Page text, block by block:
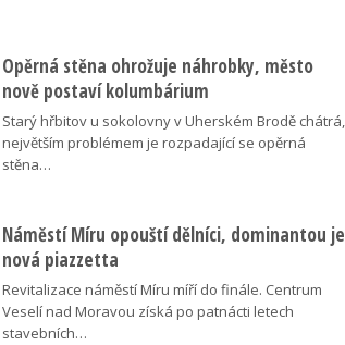
Opěrná stěna ohrožuje náhrobky, město
nově postaví kolumbárium
Starý hřbitov u sokolovny v Uherském Brodě chátrá,
největším problémem je rozpadající se opěrná
stěna…
Náměstí Míru opouští dělníci, dominantou je
nová piazzetta
Revitalizace náměstí Míru míří do finále. Centrum
Veselí nad Moravou získá po patnácti letech
stavebních…